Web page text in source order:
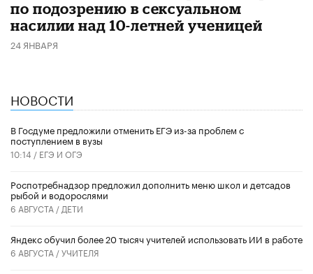
по подозрению в сексуальном
насилии над 10-летней ученицей
24 ЯНВАРЯ
НОВОСТИ
В Госдуме предложили отменить ЕГЭ из-за проблем с
поступлением в вузы
10:14 / ЕГЭ И ОГЭ
Роспотребнадзор предложил дополнить меню школ и детсадов
рыбой и водорослями
6 АВГУСТА / ДЕТИ
​Яндекс обучил более 20 тысяч учителей использовать ИИ в работе
6 АВГУСТА /УЧИТЕЛЯ